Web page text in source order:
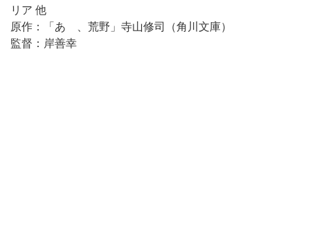
リア 他
原作：「あゝ、荒野」寺山修司（角川文庫）
監督：岸善幸